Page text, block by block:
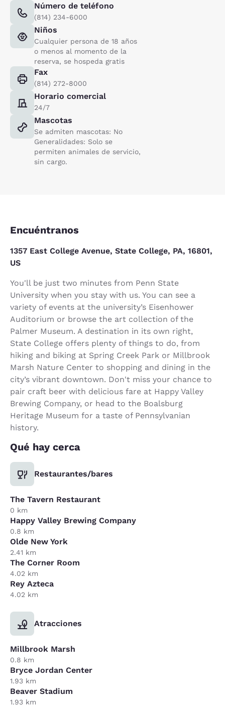
Número de teléfono
(814) 234-6000
Niños
Cualquier persona de 18 años
o menos al momento de la
reserva, se hospeda gratis
Fax
(814) 272-8000
Horario comercial
24/7
Mascotas
Se admiten mascotas: No
Generalidades: Solo se
permiten animales de servicio,
sin cargo.
Encuéntranos
1357 East College Avenue, State College, PA, 16801,
US
You'll be just two minutes from Penn State
University when you stay with us. You can see a
variety of events at the university’s Eisenhower
Auditorium or browse the art collection of the
Palmer Museum. A destination in its own right,
State College offers plenty of things to do, from
hiking and biking at Spring Creek Park or Millbrook
Marsh Nature Center to shopping and dining in the
city’s vibrant downtown. Don't miss your chance to
pair craft beer with delicious fare at Happy Valley
Brewing Company, or head to the Boalsburg
Heritage Museum for a taste of Pennsylvanian
history.
Qué hay cerca
Restaurantes/bares
The Tavern Restaurant
0 km
Happy Valley Brewing Company
0.8 km
Olde New York
2.41 km
The Corner Room
4.02 km
Rey Azteca
4.02 km
Atracciones
Millbrook Marsh
0.8 km
Bryce Jordan Center
1.93 km
Beaver Stadium
1.93 km